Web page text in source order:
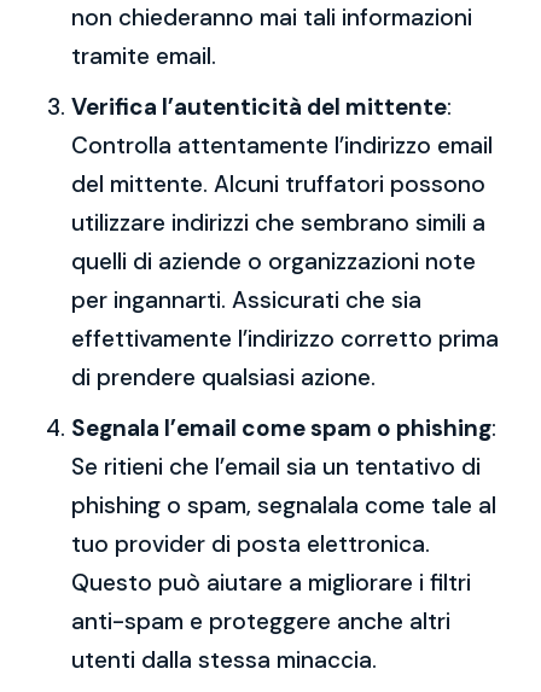
non chiederanno mai tali informazioni
tramite email.
Verifica l’autenticità del mittente:
Controlla attentamente l’indirizzo email
del mittente. Alcuni truffatori possono
utilizzare indirizzi che sembrano simili a
quelli di aziende o organizzazioni note
per ingannarti. Assicurati che sia
effettivamente l’indirizzo corretto prima
di prendere qualsiasi azione.
Segnala l’email come spam o phishing:
Se ritieni che l’email sia un tentativo di
phishing o spam, segnalala come tale al
tuo provider di posta elettronica.
Questo può aiutare a migliorare i filtri
anti-spam e proteggere anche altri
utenti dalla stessa minaccia.